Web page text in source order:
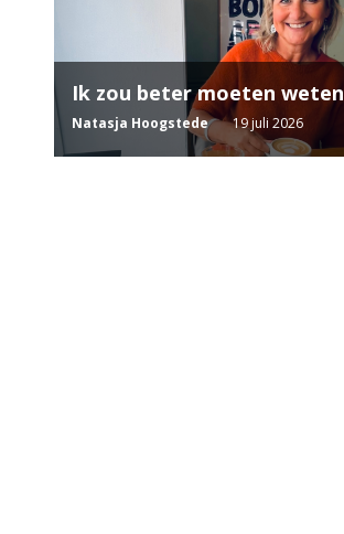
Ik zou beter moeten weten
Natasja Hoogstede 19 juli 2026